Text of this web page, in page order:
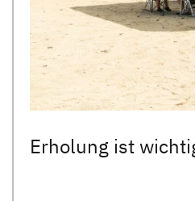
Erholung ist